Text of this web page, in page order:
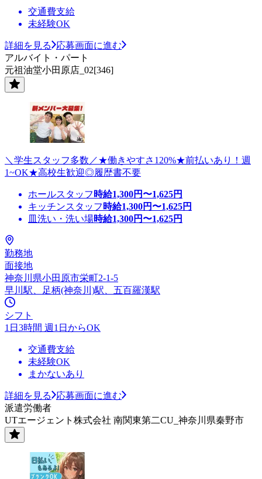
交通費支給
未経験OK
詳細を見る
応募画面に進む
アルバイト・パート
元祖油堂小田原店_02[346]
＼学生スタッフ多数／★働きやすさ120%★前払いあり！週
1~OK★高校生歓迎◎履歴書不要
ホールスタッフ 時給1,300円〜1,625円
キッチンスタッフ 時給1,300円〜1,625円
皿洗い・洗い場時給1,300円〜1,625円
勤務地
面接地
神奈川県小田原市栄町2-1-5
早川駅、足柄(神奈川)駅、五百羅漢駅
シフト
1日3時間 週1日からOK
交通費支給
未経験OK
まかないあり
詳細を見る
応募画面に進む
派遣労働者
UTエージェント株式会社 南関東第二CU_神奈川県秦野市